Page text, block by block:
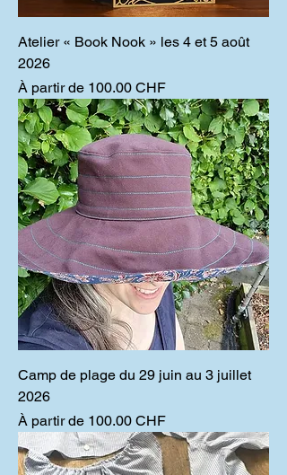
Atelier « Book Nook » les 4 et 5 août
2026
À partir de 100.00 CHF
Prix promotionnel
Camp de plage du 29 juin au 3 juillet
2026
À partir de 100.00 CHF
Prix promotionnel